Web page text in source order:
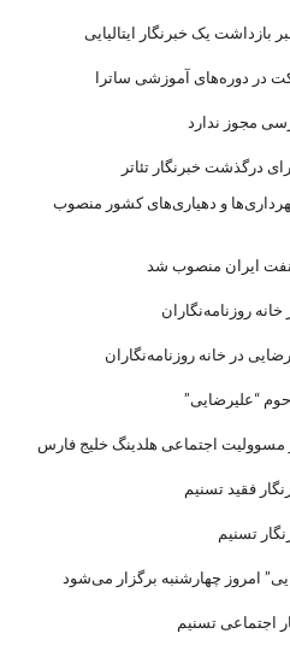
یک خبرنگار ایتالیایی
در دوره‌های آموزشی ساترا
مجوز ندارد
درگذشت خبرنگار تئاتر
و دهیاری‌های کشور منصوب
ایران منصوب شد
روزنامه‌نگاران
در خانه روزنامه‌نگاران
“علیرضایی”
مسوولیت اجتماعی هلدینگ خلیج فارس
فقید تسنیم
تسنیم
امروز چهارشنبه برگزار می‌شود
اجتماعی تسنیم